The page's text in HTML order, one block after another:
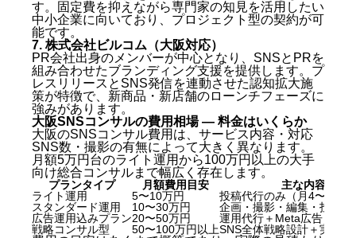
す。固定費を抑えながら専門家の知見を活用したい
中小企業に向いており、プロジェクト型の契約が可
能です。
7. 株式会社ビルコム（大阪対応）
PR会社出身のメンバーが中心となり、SNSとPRを
組み合わせたブランディング支援を提供します。プ
レスリリースとSNS発信を連動させた認知拡大施
策が特徴で、新商品・新店舗のローンチフェーズに
強みがあります。
大阪SNSコンサルの費用相場 — 料金はいくらか
大阪のSNSコンサル費用は、サービス内容・対応
SNS数・撮影の有無によって大きく異なります。
月額5万円台のライト運用から100万円以上の大手
向け総合コンサルまで幅広く存在します。
プランタイプ 月額費用目安
主な内容
ライト運用
5〜10万円
投稿代行のみ（月4〜8本）
スタンダード運用
10〜30万円
企画・撮影・編集・投稿・
広告運用込みプラン20〜50万円
運用代行＋Meta広告・
戦略コンサル型
50〜100万円以上SNS全体戦略設計＋実行支
大阪SNSコンサルを選ぶ前に確認すべき5つのKBF比
較軸
大阪SNSコンサルおすすめ7社【2026年最新版】
1. 株式会社キングプロテア
2. 株式会社ガイアックス（大阪拠点）
3. 株式会社LITA（大阪本社）
4. 株式会社トライバルメディアハウス
5. 株式会社モンスター・ラボ（大阪オフィス）
6. 株式会社GIG WORKS（大阪拠点）
7. 株式会社ビルコム（大阪対応）
大阪SNSコンサルの費用相場 — 料金はいくらか
大阪SNSコンサルでよくある失敗パターンと対策
大阪SNSコンサルの評判・口コミを見るときの注意点
大阪SNSコンサルに関するよくある質問（FAQ）